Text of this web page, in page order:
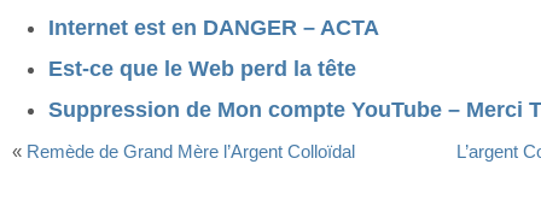
Internet est en DANGER – ACTA
Est-ce que le Web perd la tête
Suppression de Mon compte YouTube – Merci
« Remède de Grand Mère l’Argent Colloïdal L’argent